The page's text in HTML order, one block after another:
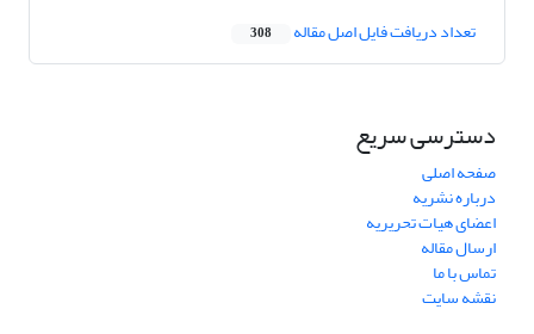
تعداد دریافت فایل اصل مقاله 308
دسترسی سریع
صفحه اصلی
درباره نشریه
اعضای هیات تحریریه
ارسال مقاله
تماس با ما
نقشه سایت